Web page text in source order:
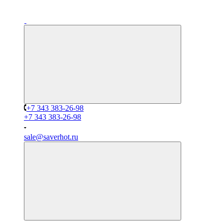
+7 343 383-26-98
+7 343 383-26-98
sale@saverhot.ru